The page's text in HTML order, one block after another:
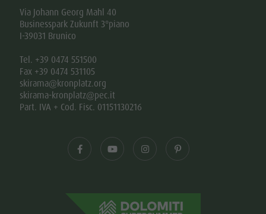
Via Johann Georg Mahl 40
Businesspark Zukunft 3°piano
I-39031 Brunico
Tel. +39 0474 551500
Fax +39 0474 531105
skirama@kronplatz.org
skirama-kronplatz@pec.it
Part. IVA + Cod. Fisc. 01151130216